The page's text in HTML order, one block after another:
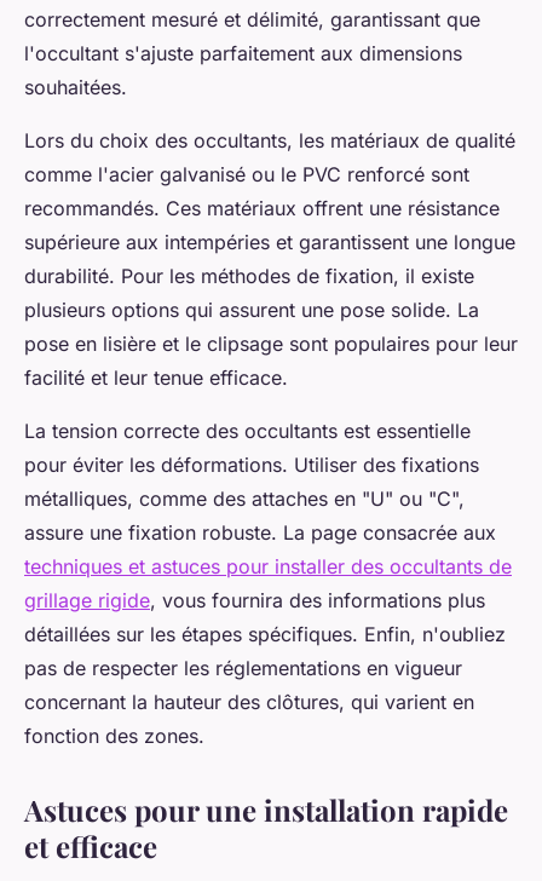
correctement mesuré et délimité, garantissant que
l'occultant s'ajuste parfaitement aux dimensions
souhaitées.
Lors du choix des occultants, les matériaux de qualité
comme l'acier galvanisé ou le PVC renforcé sont
recommandés. Ces matériaux offrent une résistance
supérieure aux intempéries et garantissent une longue
durabilité. Pour les méthodes de fixation, il existe
plusieurs options qui assurent une pose solide. La
pose en lisière et le clipsage sont populaires pour leur
facilité et leur tenue efficace.
La tension correcte des occultants est essentielle
pour éviter les déformations. Utiliser des fixations
métalliques, comme des attaches en "U" ou "C",
assure une fixation robuste. La page consacrée aux
techniques et astuces pour installer des occultants de
grillage rigide, vous fournira des informations plus
détaillées sur les étapes spécifiques. Enfin, n'oubliez
pas de respecter les réglementations en vigueur
concernant la hauteur des clôtures, qui varient en
fonction des zones.
Astuces pour une installation rapide
et efficace